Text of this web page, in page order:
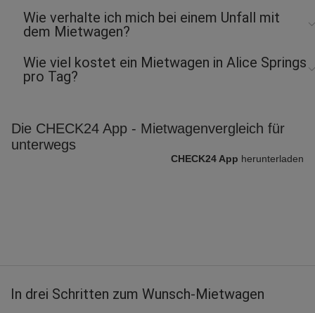
Wie verhalte ich mich bei einem Unfall mit
dem Mietwagen?
Wie viel kostet ein Mietwagen in Alice Springs
pro Tag?
Die CHECK24 App - Mietwagenvergleich für
unterwegs
CHECK24 App herunterladen
In drei Schritten zum Wunsch-Mietwagen